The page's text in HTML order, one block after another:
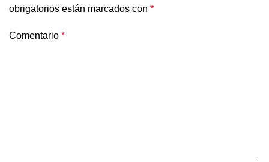
obrigatorios están marcados con *
Comentario *